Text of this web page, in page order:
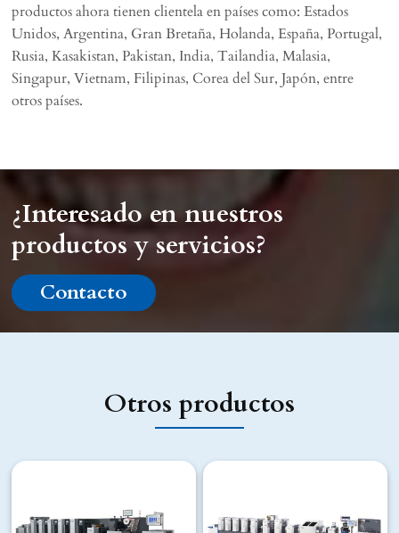
productos ahora tienen clientela en países como: Estados
Unidos, Argentina, Gran Bretaña, Holanda, España, Portugal,
Rusia, Kasakistan, Pakistan, India, Tailandia, Malasia,
Singapur, Vietnam, Filipinas, Corea del Sur, Japón, entre
otros países.
¿Interesado en nuestros
productos y servicios?
Contacto
Otros productos